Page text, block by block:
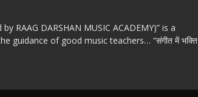
RAAG DARSHAN MUSIC ACADEMY)” is a
guidance of good music teachers… “संगीत में भक्ति